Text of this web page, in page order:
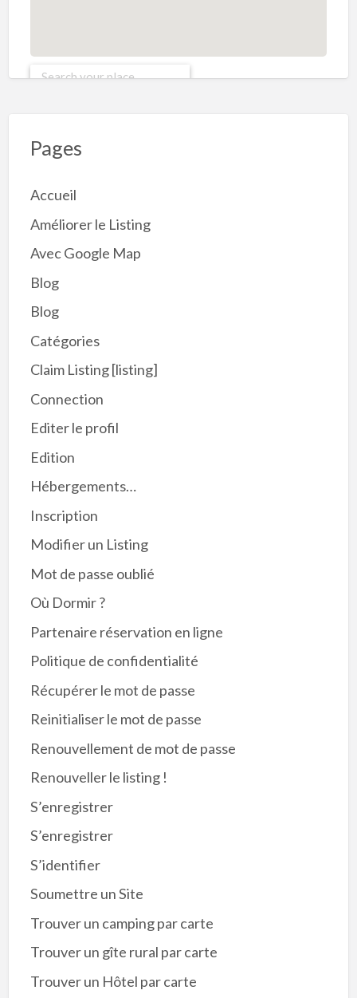
Pages
Accueil
Améliorer le Listing
Avec Google Map
Blog
Blog
Catégories
Claim Listing [listing]
Connection
Editer le profil
Edition
Hébergements…
Inscription
Modifier un Listing
Mot de passe oublié
Où Dormir ?
Partenaire réservation en ligne
Politique de confidentialité
Récupérer le mot de passe
Reinitialiser le mot de passe
Renouvellement de mot de passe
Renouveller le listing !
S’enregistrer
S’enregistrer
S’identifier
Soumettre un Site
Trouver un camping par carte
Trouver un gîte rural par carte
Trouver un Hôtel par carte